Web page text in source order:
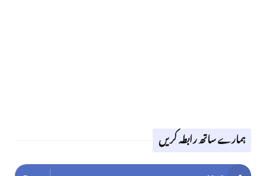
ہمارے ساتھ رابطہ کریں